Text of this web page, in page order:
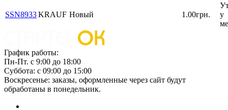
SSN8933KRAUF Новый 1.00грн.
у
График работы:
Пн-Пт. с 9:00 до 18:00
Суббота: с 09:00 до 15:00
Воскресенье: заказы, оформленные через сайт будут
обработаны в понедельник.